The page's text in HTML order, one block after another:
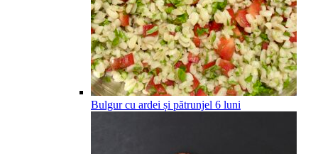
Bulgur cu ardei și pătrunjel 6 luni